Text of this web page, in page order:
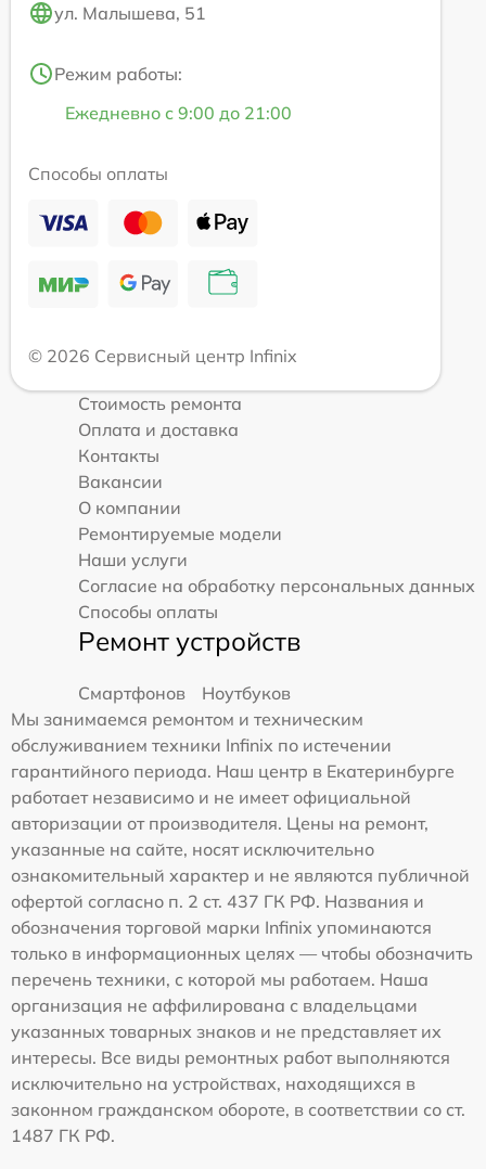
ул. Малышева, 51
Режим работы:
Ежедневно с 9:00 до 21:00
Способы оплаты
© 2026 Сервисный центр Infinix
Стоимость ремонта
Оплата и доставка
Контакты
Вакансии
О компании
Ремонтируемые модели
Наши услуги
Согласие на обработку персональных данных
Способы оплаты
Ремонт устройств
Смартфонов
Ноутбуков
Мы занимаемся ремонтом и техническим
обслуживанием техники Infinix по истечении
гарантийного периода. Наш центр в Екатеринбурге
работает независимо и не имеет официальной
авторизации от производителя. Цены на ремонт,
указанные на сайте, носят исключительно
ознакомительный характер и не являются публичной
офертой согласно п. 2 ст. 437 ГК РФ. Названия и
обозначения торговой марки Infinix упоминаются
только в информационных целях — чтобы обозначить
перечень техники, с которой мы работаем. Наша
организация не аффилирована с владельцами
указанных товарных знаков и не представляет их
интересы. Все виды ремонтных работ выполняются
исключительно на устройствах, находящихся в
законном гражданском обороте, в соответствии со ст.
1487 ГК РФ.